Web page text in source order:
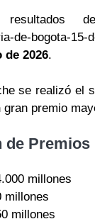
resultados
de-bogota-15-
de 2026.
se realizó el
gran premio
de Premios
millones
millones
millones